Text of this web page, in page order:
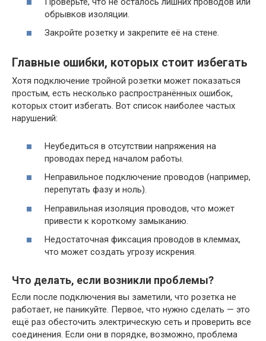
обрывков изоляции.
Закройте розетку и закрепите её на стене.
Главные ошибки, которых стоит избегать
Хотя подключение тройной розетки может показаться
простым, есть несколько распространённых ошибок,
которых стоит избегать. Вот список наиболее частых
нарушений:
Неубедиться в отсутствии напряжения на
проводах перед началом работы.
Неправильное подключение проводов (например,
перепутать фазу и ноль).
Неправильная изоляция проводов, что может
привести к короткому замыканию.
Недостаточная фиксация проводов в клеммах,
что может создать угрозу искрения.
Что делать, если возникли проблемы?
Если после подключения вы заметили, что розетка не
работает, не паникуйте. Первое, что нужно сделать — это
ещё раз обесточить электрическую сеть и проверить все
соединения. Если они в порядке, возможно, проблема